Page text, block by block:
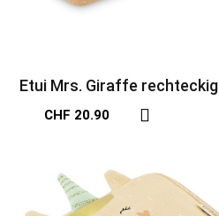
Etui Mrs. Giraffe rechteckig
CHF 20.90